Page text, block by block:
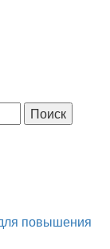
повышения